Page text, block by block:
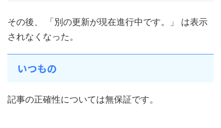
その後、 「別の更新が現在進行中です。」 は表示
されなくなった。
いつもの
記事の正確性については無保証です。